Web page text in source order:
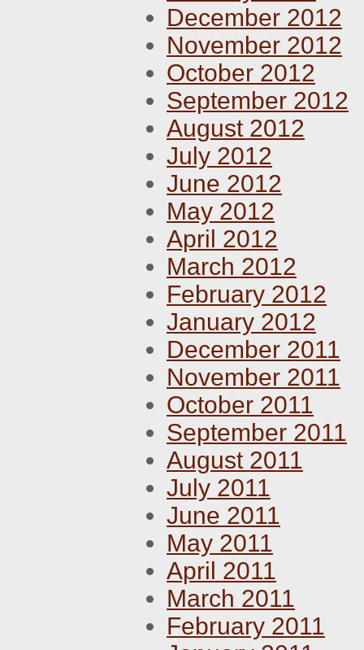
December 2012
November 2012
October 2012
September 2012
August 2012
July 2012
June 2012
May 2012
April 2012
March 2012
February 2012
January 2012
December 2011
November 2011
October 2011
September 2011
August 2011
July 2011
June 2011
May 2011
April 2011
March 2011
February 2011